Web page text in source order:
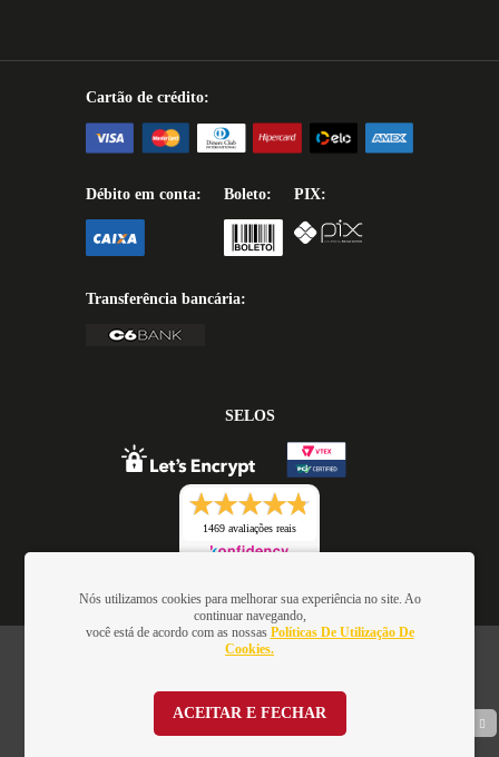
Cartão de crédito:
Débito em conta: Boleto: PIX:
Transferência bancária:
SELOS
1469 avaliações reais
Oficina de Textos - Rua da Consolação, 323 - Loja 28 - Ed.
CNPJ: 01.337.552/0001-52
Nós utilizamos cookies para melhorar sua experiência no site. Ao
continuar navegando,
você está de acordo com as nossas Políticas De Utilização De
Cookies.
ACEITAR E FECHAR